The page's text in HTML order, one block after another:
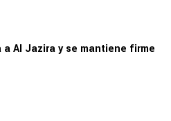
a Al Jazira y se mantiene firme